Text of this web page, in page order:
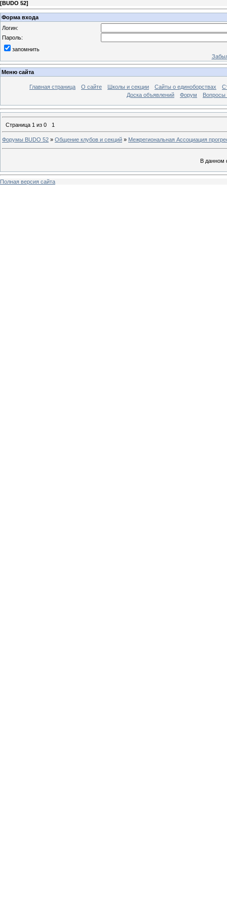
[BUDO 52]
Форма входа
Логин:
Пароль:
запомнить
Меню сайта
Главная страница О сайте Школы и секции Сайты о единоборствах
Доска объявлений
Форум Вопросы
Страница 1 из 0 1
Форумы BUDO 52 » Общение клубов и секций » Межрегиональная Ассоциация
В данном
Полная версия сайта